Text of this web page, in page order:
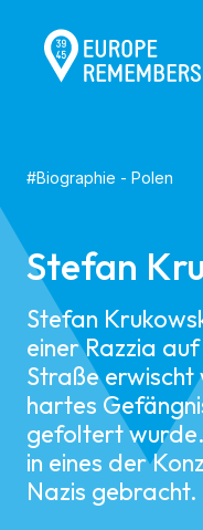
#Biographie - Polen
Stefan
Stefan
einer Razzia
Straße erwischt
hartes
gefoltert
in eines der
Nazis gebracht.